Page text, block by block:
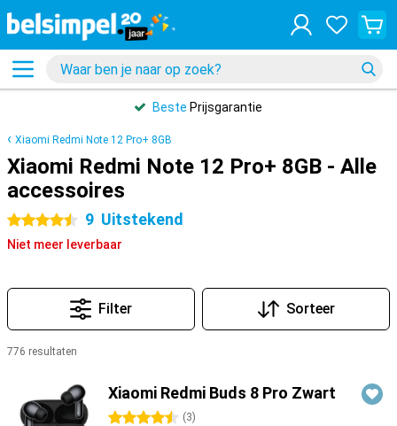
Beste Prijsgarantie
Xiaomi Redmi Note 12 Pro+ 8GB
Xiaomi Redmi Note 12 Pro+ 8GB - Alle
accessoires
4.5 sterren 9 Uitstekend
Niet meer leverbaar
Filter Sorteer
776 resultaten
Xiaomi Redmi Buds 8 Pro Zwart
4.5 sterren (3)